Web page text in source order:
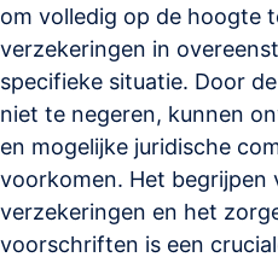
om volledig op de hoogte
verzekeringen in
specifieke situatie. Door
niet te negeren, kunnen
en mogelijke juridische
voorkomen. Het begrijpen
verzekeringen en het
voorschriften is een